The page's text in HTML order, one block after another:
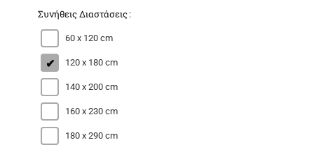
Συνήθεις Διαστάσεις
60 x 120 cm
120 x 180 cm
140 x 200 cm
160 x 230 cm
180 x 290 cm